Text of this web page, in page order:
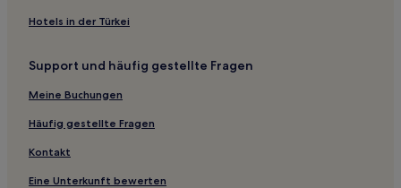
Hotels in der Türkei
Support und häufig gestellte Fragen
Meine Buchungen
Häufig gestellte Fragen
Kontakt
Eine Unterkunft bewerten